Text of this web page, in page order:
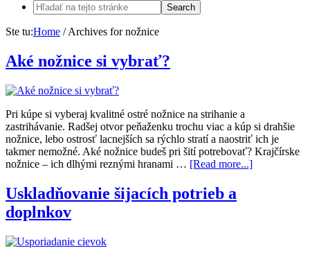
Ste tu:Home /Archives for nožnice
Aké nožnice si vybrať?
Pri kúpe si vyberaj kvalitné ostré nožnice na strihanie a
zastrihávanie. Radšej otvor peňaženku trochu viac a kúp si drahšie
nožnice, lebo ostrosť lacnejších sa rýchlo stratí a naostriť ich je
takmer nemožné. Aké nožnice budeš pri šití potrebovať? Krajčírske
nožnice – ich dlhými reznými hranami … [Read more...]
Uskladňovanie šijacích potrieb a
doplnkov